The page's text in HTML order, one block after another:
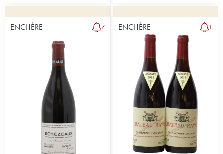
ENCHÈRE 7 ENCHÈRE 1